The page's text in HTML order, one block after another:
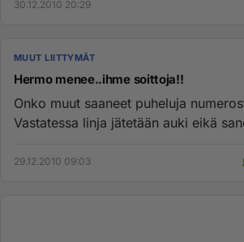
30.12.2010 20:29
MUUT LIITTYMÄT
Hermo menee..ihme soittoja!!
Onko muut saaneet puheluja
Vastatessa linja jätetään auki eikä
29.12.2010 09:03